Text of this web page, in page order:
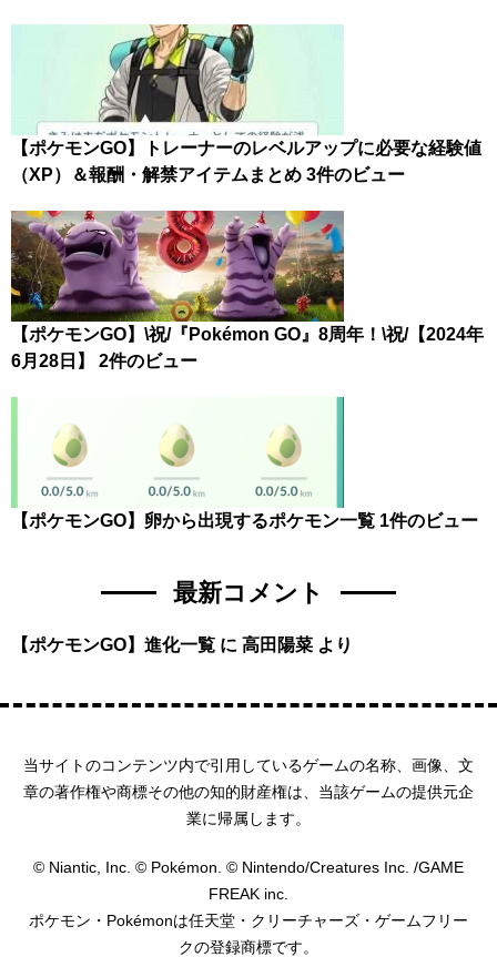
【ポケモンGO】トレーナーのレベルアップに必要な経験値
（XP）＆報酬・解禁アイテムまとめ 3件のビュー
【ポケモンGO】\祝/『Pokémon GO』8周年！\祝/【2024年
6月28日】
2件のビュー
【ポケモンGO】卵から出現するポケモン一覧 1件のビュー
最新コメント
【ポケモンGO】進化一覧 に 高田陽菜 より
当サイトのコンテンツ内で引用しているゲームの名称、画像、文
章の著作権や商標その他の知的財産権は、当該ゲームの提供元企
業に帰属します。
© Niantic, Inc. © Pokémon. © Nintendo/Creatures Inc. /GAME
FREAK inc.
ポケモン・Pokémonは任天堂・クリーチャーズ・ゲームフリー
クの登録商標です。